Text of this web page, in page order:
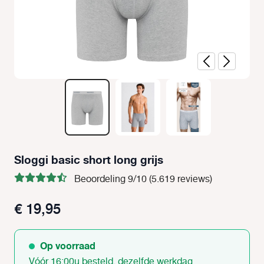
Sloggi basic short long grijs
Beoordeling 9/10 (5.619 reviews)
€ 19,95
Op voorraad